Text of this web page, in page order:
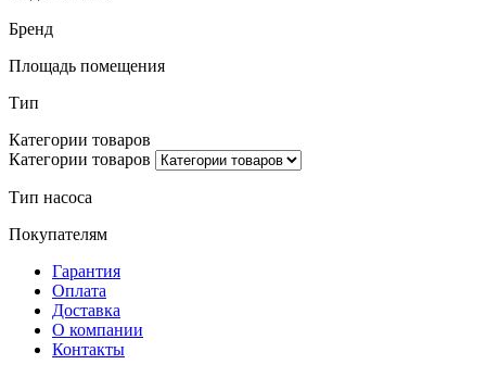
Бренд
Площадь помещения
Тип
Категории товаров
Категории товаров
Тип насоса
Покупателям
Гарантия
Оплата
Доставка
О компании
Контакты